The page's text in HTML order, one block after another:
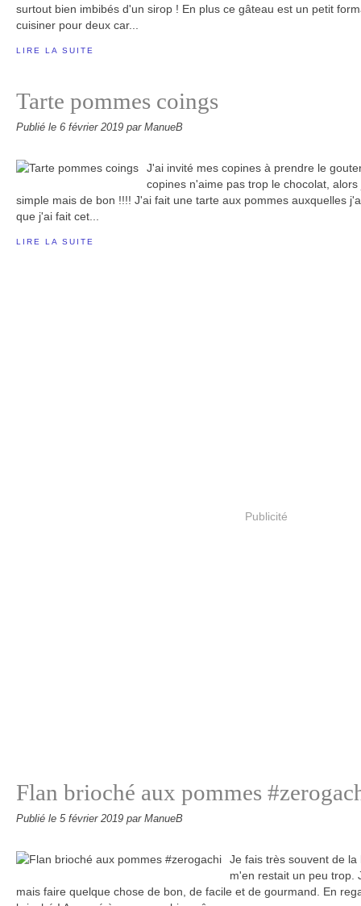
surtout bien imbibés d'un sirop ! En plus ce gâteau est un petit
cuisiner pour deux car...
LIRE LA SUITE
Tarte pommes coings
Publié le 6 février 2019 par ManueB
J'ai invité mes copines à prendre le
copines n'aime pas trop le chocolat,
simple mais de bon !!!! J'ai fait une tarte aux pommes auxquelles
que j'ai fait cet...
LIRE LA SUITE
Publicité
Flan brioché aux pommes
Publié le 5 février 2019 par ManueB
Je fais très souvent de
m'en restait un peu trop.
mais faire quelque chose de bon, de facile et de gourmand. En